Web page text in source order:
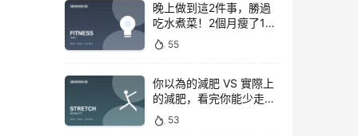
晚上做到這2件事，勝過
吃水煮菜！2個月瘦了15
斤，腰圍下降6cm
55
你以為的減肥 VS 實際上
的減肥，看完你能少走彎
路
53